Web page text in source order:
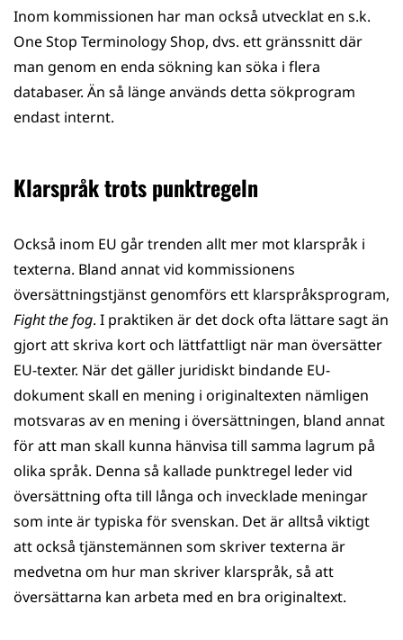
Inom kommissionen har man också utvecklat en s.k.
One Stop Terminology Shop, dvs. ett gränssnitt där
man genom en enda sökning kan söka i flera
databaser. Än så länge används detta sökprogram
endast internt.­
Klarspråk trots punktregeln
Också inom EU går trenden allt mer mot klarspråk i
texterna. Bland annat vid kommissionens
översättningstjänst genomförs ett klarspråksprogram,
Fight the fog. I praktiken är det dock ofta lättare sagt än
gjort att skriva kort och lättfattligt när man översätter
EU-texter. När det gäller juridiskt bindande EU-
dokument skall en mening i originaltexten nämligen
motsvaras av en mening i översättningen, bland annat
för att man skall kunna hänvisa till samma lagrum på
olika språk. Denna så kallade punktregel leder vid
översättning ofta till långa och invecklade meningar
som inte är typiska för svenskan. Det är alltså viktigt
att också tjänstemännen som skriver texterna är
medvetna om hur man skriver klarspråk, så att
översättarna kan arbeta med en bra originaltext.